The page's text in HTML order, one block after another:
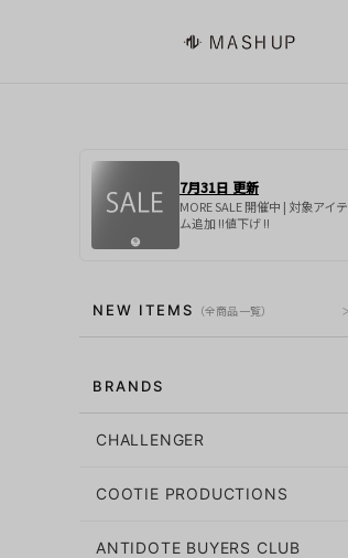
7月31日 更新
MORE SALE 開催中 | 対象アイテ
ム追加 !!値下げ !!
NEW ITEMS （全商品一覧）
BRANDS
CHALLENGER
COOTIE PRODUCTIONS
ANTIDOTE BUYERS CLUB